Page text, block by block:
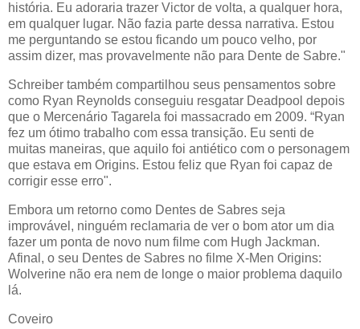
história. Eu adoraria trazer Victor de volta, a qualquer hora,
em qualquer lugar. Não fazia parte dessa narrativa. Estou
me perguntando se estou ficando um pouco velho, por
assim dizer, mas provavelmente não para Dente de Sabre."
Schreiber também compartilhou seus pensamentos sobre
como Ryan Reynolds conseguiu resgatar Deadpool depois
que o Mercenário Tagarela foi massacrado em 2009. “Ryan
fez um ótimo trabalho com essa transição. Eu senti de
muitas maneiras, que aquilo foi antiético com o personagem
que estava em Origins. Estou feliz que Ryan foi capaz de
corrigir esse erro".
Embora um retorno como Dentes de Sabres seja
improvável, ninguém reclamaria de ver o bom ator um dia
fazer um ponta de novo num filme com Hugh Jackman.
Afinal, o seu Dentes de Sabres no filme X-Men Origins:
Wolverine não era nem de longe o maior problema daquilo
lá.
Coveiro